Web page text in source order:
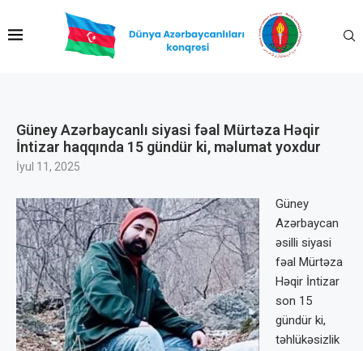
Güney Azərbaycanlı siyasi fəal Mürtəza Həqir
İntizar haqqında 15 gündür ki, məlumat yoxdur
İyul 11, 2025
Güney
Azərbaycan
əsilli siyasi
fəal Mürtəza
Həqir İntizar
son 15
gündür ki,
təhlükəsizlik